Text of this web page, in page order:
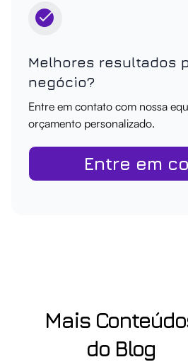
Melhores resultados
negócio?
Entre em contato com nossa
orçamento personalizado.
Entre em
Mais
do Blog